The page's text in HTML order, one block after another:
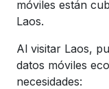
móviles están
Laos.
Al visitar Laos,
datos móviles
necesidades: